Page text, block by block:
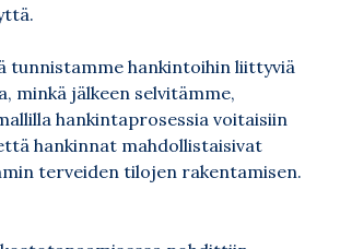
tunnistamme hankintoihin liittyviä
minkä jälkeen selvitämme,
hankintaprosessia voitaisiin
hankinnat mahdollistaisivat
terveiden tilojen rakentamisen.